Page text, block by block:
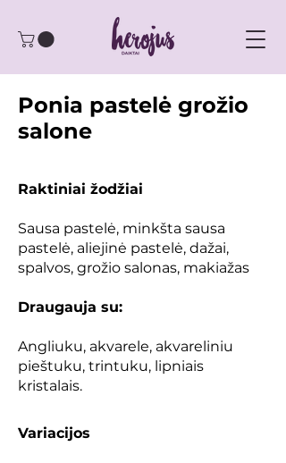
Ponia pastelė grožio
salone
Raktiniai žodžiai
Sausa pastelė, minkšta sausa
pastelė, aliejinė pastelė, dažai,
spalvos, grožio salonas, makiažas
Draugauja su:
Angliuku, akvarele, akvareliniu
pieštuku, trintuku, lipniais
kristalais.
Variacijos